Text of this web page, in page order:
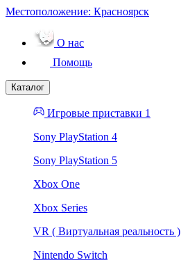
Местоположение: Красноярск
О нас
Помощь
Каталог
Игровые приставки 1
Sony PlayStation 4
Sony PlayStation 5
Xbox One
Xbox Series
VR ( Виртуальная реальность )
Nintendo Switch